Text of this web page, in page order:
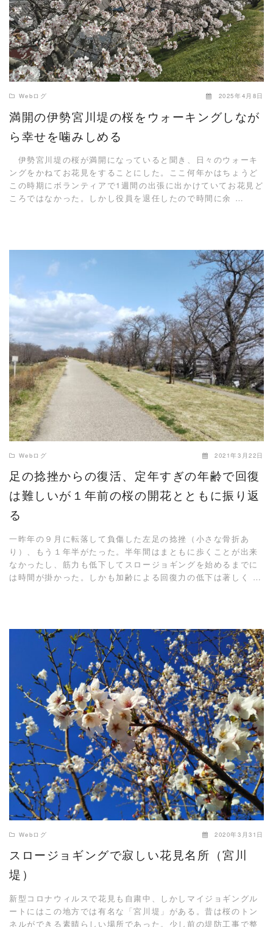
Webログ 2025年4月8日
満開の伊勢宮川堤の桜をウォーキングしなが
ら幸せを噛みしめる
伊勢宮川堤の桜が満開になっていると聞き、日々のウォーキ
ングをかねてお花見をすることにした。ここ何年かはちょうど
この時期にボランティアで1週間の出張に出かけていてお花見ど
ころではなかった。しかし役員を退任したので時間に余 …
READ MORE
Webログ 2021年3月22日
足の捻挫からの復活、定年すぎの年齢で回復
は難しいが１年前の桜の開花とともに振り返
る
一昨年の９月に転落して負傷した左足の捻挫（小さな骨折あ
り）、もう１年半がたった。半年間はまともに歩くことが出来
なかったし、筋力も低下してスロージョギングを始めるまでに
は時間が掛かった。しかも加齢による回復力の低下は著しく …
READ MORE
Webログ 2020年3月31日
スロージョギングで寂しい花見名所（宮川
堤）
新型コロナウィルスで花見も自粛中、しかしマイジョギングル
ートにはこの地方では有名な「宮川堤」がある。昔は桜のトン
ネルができる素晴らしい場所であった。少し前の堤防工事で整